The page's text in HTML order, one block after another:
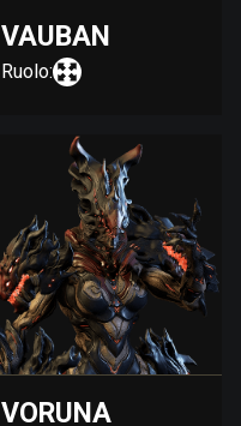
VAUBAN
Ruolo:
VORUNA